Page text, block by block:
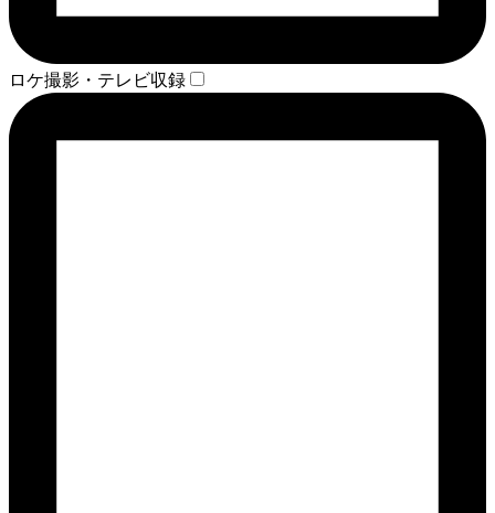
ロケ撮影・テレビ収録